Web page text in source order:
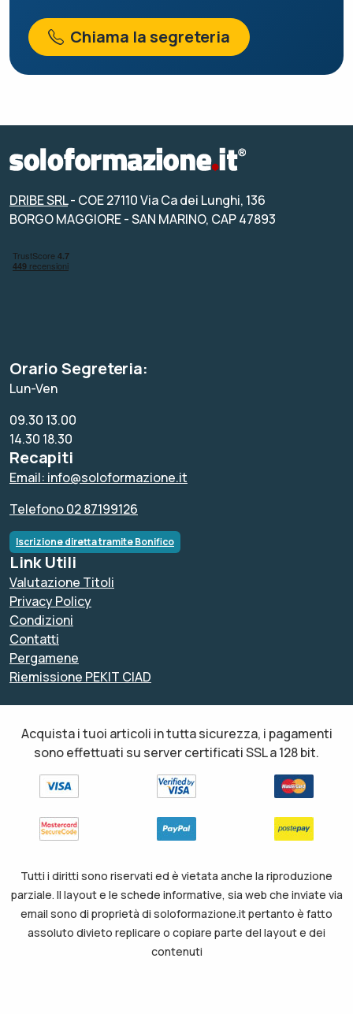
Chiama la segreteria
DRIBE SRL- COE 27110 Via Ca dei Lunghi, 136
BORGO MAGGIORE - SAN MARINO, CAP 47893
Orario Segreteria:
Lun-Ven
09.30 13.00
14.30 18.30
Recapiti
Email: info@soloformazione.it
Telefono 02 87199126
Iscrizione diretta tramite Bonifico
Link Utili
Valutazione Titoli
Privacy Policy
Condizioni
Contatti
Pergamene
Riemissione PEKIT CIAD
Acquista i tuoi articoli in tutta sicurezza, i pagamenti
sono effettuati su server certificati SSL a 128 bit.
Tutti i diritti sono riservati ed è vietata anche la riproduzione
parziale. Il layout e le schede informative, sia web che inviate via
email sono di proprietà di soloformazione.it pertanto è fatto
assoluto divieto replicare o copiare parte del layout e dei
contenuti